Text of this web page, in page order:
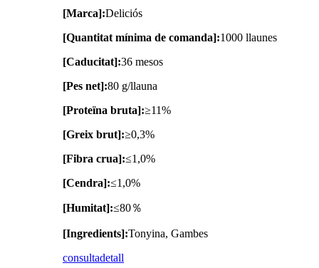
[Marca]:Deliciós
[Quantitat mínima de comanda]:1000 llaunes
[Caducitat]:36 mesos
[Pes net]:80 g/llauna
[Proteïna bruta]:≥11%
[Greix brut]:≥0,3%
[Fibra crua]:≤1,0%
[Cendra]:≤1,0%
[Humitat]:≤80％
[Ingredients]:Tonyina, Gambes
consultadetall